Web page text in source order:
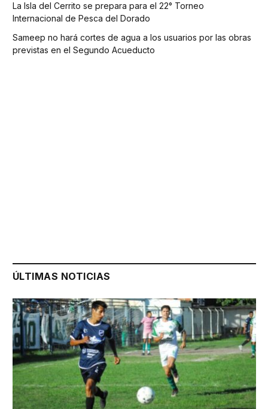
La Isla del Cerrito se prepara para el 22° Torneo
Internacional de Pesca del Dorado
Sameep no hará cortes de agua a los usuarios por las obras
previstas en el Segundo Acueducto
ÚLTIMAS NOTICIAS